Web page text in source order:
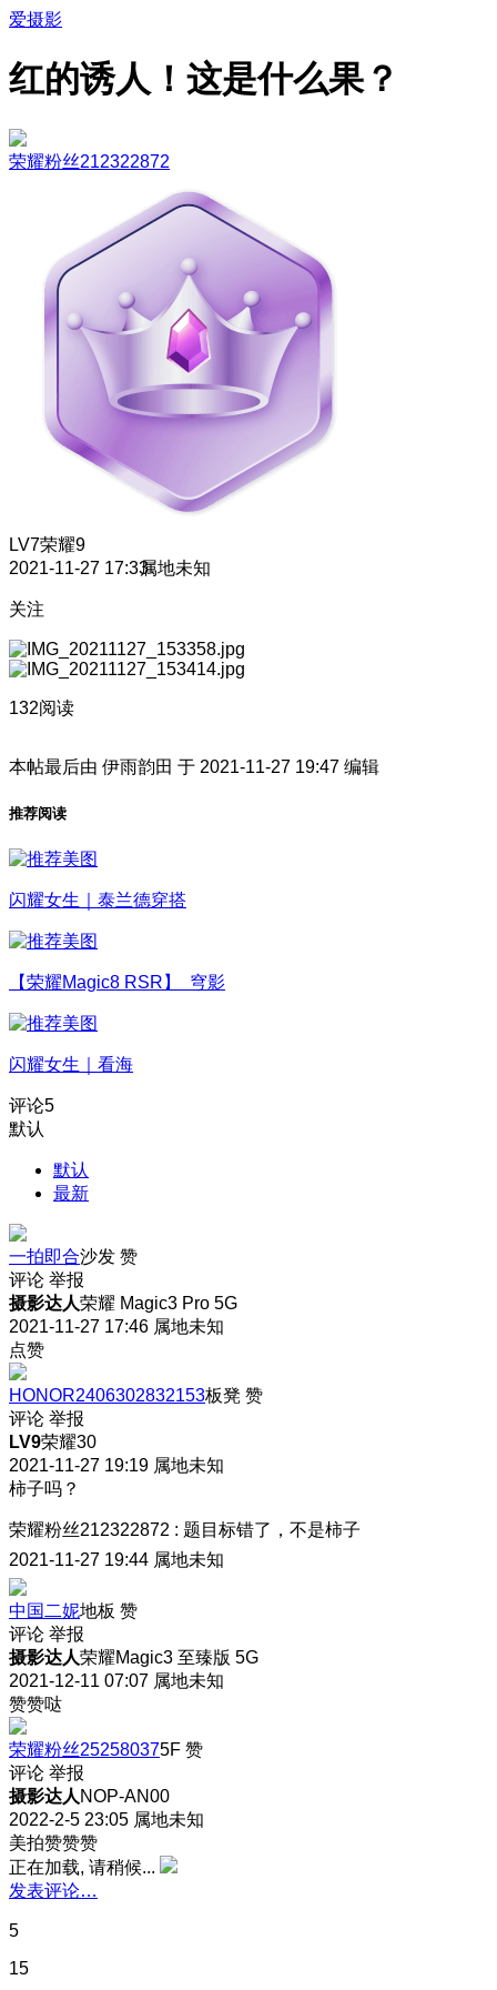
爱摄影
红的诱人！这是什么果？
荣耀粉丝212322872
LV7荣耀9
2021-11-27 17:33属地未知
关注
132阅读
本帖最后由 伊雨韵田 于 2021-11-27 19:47 编辑
推荐阅读
闪耀女生｜泰兰德穿搭
【荣耀Magic8 RSR】 穹影
闪耀女生｜看海
评论5
默认
默认
最新
一拍即合沙发 赞
评论 举报
摄影达人荣耀 Magic3 Pro 5G
2021-11-27 17:46 属地未知
点赞
HONOR2406302832153板凳 赞
评论 举报
LV9荣耀30
2021-11-27 19:19 属地未知
柿子吗？
荣耀粉丝212322872 : 题目标错了，不是柿子
2021-11-27 19:44 属地未知
中国二妮地板 赞
评论 举报
摄影达人荣耀Magic3 至臻版 5G
2021-12-11 07:07 属地未知
赞赞哒
荣耀粉丝252580375F 赞
评论 举报
摄影达人 NOP-AN00
2022-2-5 23:05 属地未知
美拍赞赞赞
正在加载, 请稍候...
发表评论…
5
15